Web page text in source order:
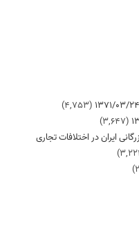
(4,753)
(3,647)
ایران در اختلافات تجاری